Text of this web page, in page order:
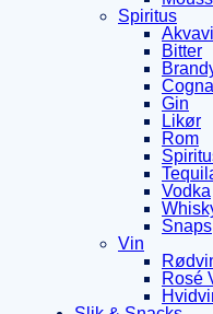
Spiritus
Bitter
Gin
Likør
Rom
Vodka
Snaps
Vin
Rosé